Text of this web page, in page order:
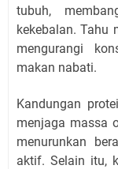
tubuh,
kekebalan. Tahu
mengurangi
makan nabati.
Kandungan
menjaga massa
menurunkan
aktif. Selain itu,